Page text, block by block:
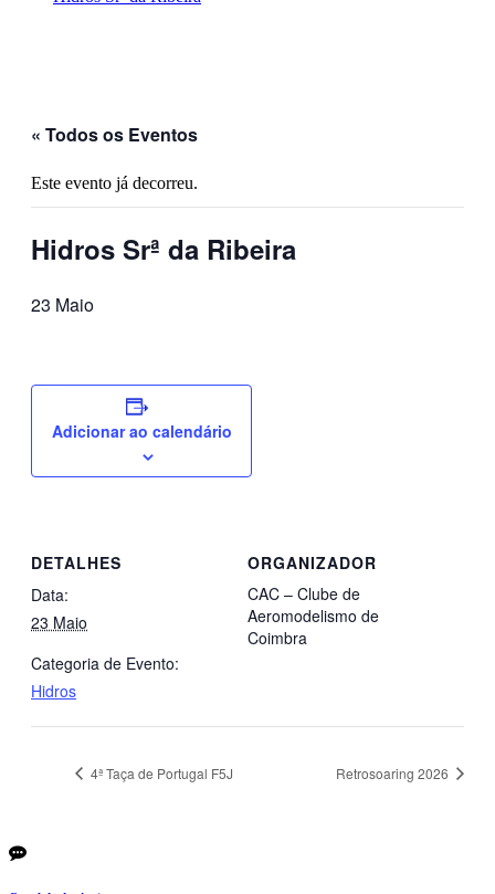
« Todos os Eventos
Este evento já decorreu.
Hidros Srª da Ribeira
23 Maio
Adicionar ao calendário
DETALHES
Data:
23 Maio
Categoria de Evento:
Hidros
ORGANIZADOR
CAC – Clube de
Aeromodelismo de
Coimbra
4ª Taça de Portugal F5J Retrosoaring 2026